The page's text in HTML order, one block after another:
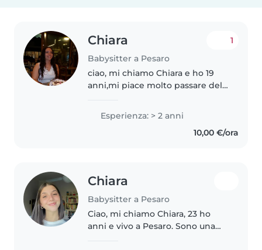
Chiara
Babysitter a Pesaro
1
ciao, mi chiamo Chiara e ho 19
anni,mi piace molto passare del
,farli divertire e aiutarli con i
compiti se ne hanno bisogno. Ho
lavorato come babysitter,aiuto..
Esperienza: > 2 anni
10,00 €/ora
Chiara
Babysitter a Pesaro
Ciao, mi chiamo Chiara, 23 ho
anni e vivo a Pesaro. Sono una